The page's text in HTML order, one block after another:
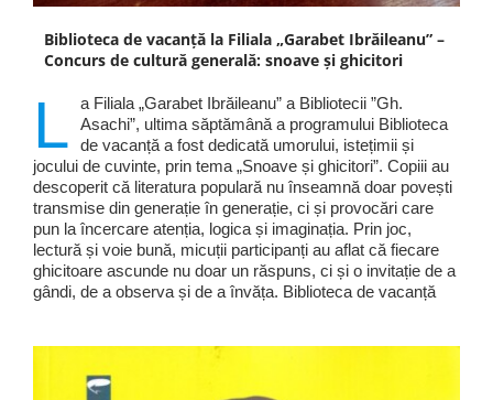
Biblioteca de vacanță la Filiala „Garabet Ibrăileanu” –
Concurs de cultură generală: snoave și ghicitori
L
a Filiala „Garabet Ibrăileanu” a Bibliotecii ”Gh.
Asachi”, ultima săptămână a programului Biblioteca
de vacanță a fost dedicată umorului, istețimii și
jocului de cuvinte, prin tema „Snoave și ghicitori”. Copiii au
descoperit că literatura populară nu înseamnă doar povești
transmise din generație în generație, ci și provocări care
pun la încercare atenția, logica și imaginația. Prin joc,
lectură și voie bună, micuții participanți au aflat că fiecare
ghicitoare ascunde nu doar un răspuns, ci și o invitație de a
gândi, de a observa și de a învăța. Biblioteca de vacanță